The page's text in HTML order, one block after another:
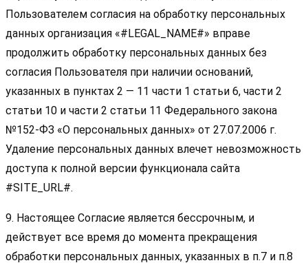
Пользователем согласия на обработку персональных
данных организация «#LEGAL_NAME#» вправе
продолжить обработку персональных данных без
согласия Пользователя при наличии оснований,
указанных в пунктах 2 — 11 части 1 статьи 6, части 2
статьи 10 и части 2 статьи 11 Федерального закона
№152-ФЗ «О персональных данных» от 27.07.2006 г.
Удаление персональных данных влечет невозможность
доступа к полной версии функционала сайта
#SITE_URL#.
9. Настоящее Согласие является бессрочным, и
действует все время до момента прекращения
обработки персональных данных, указанных в п.7 и п.8